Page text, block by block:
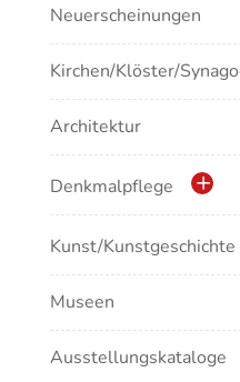
Neuerscheinungen
Kirchen/Klöster/
Architektur
Denkmalpflege
Kulturdenkmale in
Kunst/Kunstgeschichte
Antike/Mittelalter
Renaissance/Barock/
Museen
Ausstellungskataloge